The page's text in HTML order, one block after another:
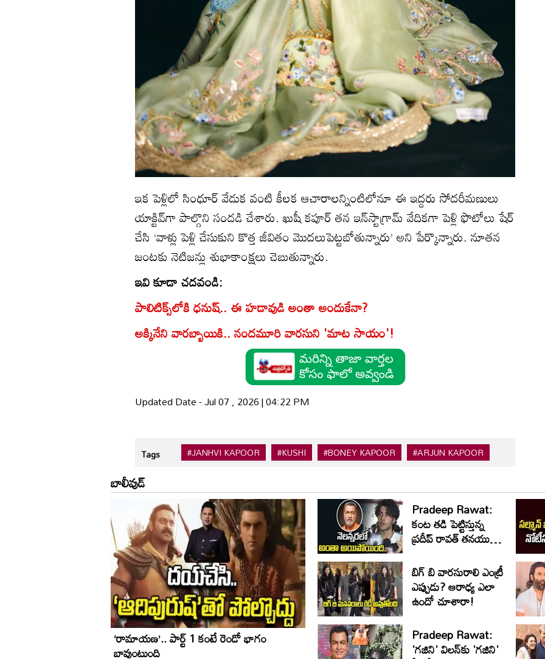
ఇక పెళ్లిలో సింధూర్‌ వేడుక వంటి కీలక ఆచారాలన్నింటిలోనూ ఈ ఇద్దరు సోదరీమణులు
యాక్టివ్‌గా పాల్గొని సందడి చేశారు. ఖుషీ కపూర్‌ తన ఇన్‌స్టాగ్రామ్‌ వేదికగా పెళ్లి ఫొటోలు షేర్‌
చేసి ‘వాళ్లు పెళ్లి చేసుకుని కొత్త జీవితం మొదలుపెట్టబోతున్నారు’ అని పేర్కొన్నారు. నూతన
జంటకు నెటిజన్లు శుభాకాంక్షలు చెబుతున్నారు.
ఇవి కూడా చదవండి:
పాలిటిక్స్‌లోకి ధనుష్.. ఈ హడావుడి అంతా అందుకేనా?
అక్కినేని వారబ్బాయికి.. నందమూరి వారసుని 'మాట సాయం'!
Updated Date - Jul 07 , 2026 | 04:22 PM
Tags #JANHVI KAPOOR #KUSHI #BONEY KAPOOR #ARJUN KAPOOR
బాలీవుడ్
‘రామాయణ’.. పార్ట్‌ 1 కంటే రెండో భాగం
బావుంటుంది
Pradeep Rawat:
కంట తడి పెట్టిస్తున్న
ప్రదీప్ రావత్ తనయుడి
బిగ్ బి వారసురాలి ఎంట్రీ
ఎప్పుడు? ఆరాధ్య ఎలా
ఉందో చూశారా!
Pradeep Rawat:
'గజిని' విలన్‌కు 'గజిని'